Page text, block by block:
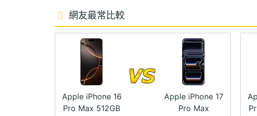
◎ Wi-Fi 7、藍牙 5.3、VoLTE、第 2 代超寬頻晶片
◎ IP68 防水防塵（IEC 60529 標準，最深 6 公尺
◎ 動作按鈕：靜音模式、相機、手電筒、捷徑等
◎ 相機控制：曝光、景深、縮放、相機、風格、色調
◎ Face ID 臉部辨識
◎ 支援有線快速充電、25W MagSafe 無線充電、
主相機光學防手
Yes
主相機UHD 4K
第二主相機畫素 4800 萬畫素
網友最常比較
Apple iPhone 16
Pro Max 512GB
Apple iPhone 17
Pro Max